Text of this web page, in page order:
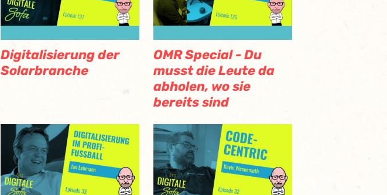
Digitalisierung der
Solarbranche
OMR Special - Du
musst die Leute da
abholen, wo sie
bereits sind